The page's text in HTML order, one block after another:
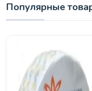
Популярные